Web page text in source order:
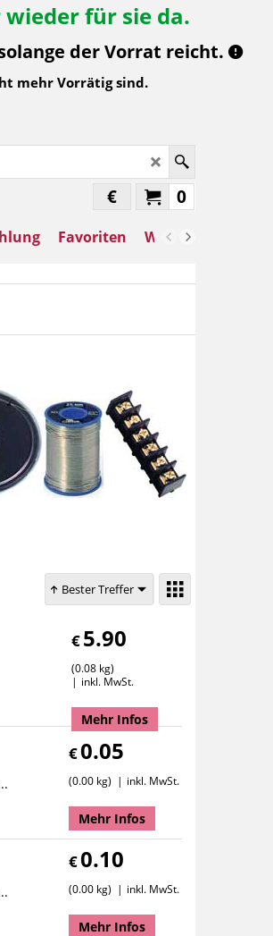
wieder für sie da.
der Vorrat reicht.
mehr Vorrätig sind.
0
€
Favoriten Warenkorb
Bester Treffer
€5.90
0.08 kg
inkl. MwSt.
Mehr Infos
€0.05
0.00 kg inkl. MwSt.
Mehr Infos
€0.10
0.00 kg inkl. MwSt.
Mehr Infos